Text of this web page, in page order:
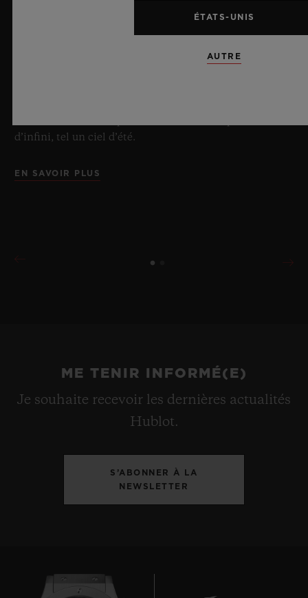
Sapphire Sky Blue. Réalisée en verre saphir, cette
édition limitée à 100 exemplaires se distingue par sa
transparence bleu ciel fascinante et sa mécanique de
d’infini, tel un ciel d’été.
EN SAVOIR PLUS
ME TENIR INFORMÉ(E)
Je souhaite recevoir les dernières actualités
Hublot.
S’ABONNER À LA
NEWSLETTER
ÉTATS-UNIS
AUTRE